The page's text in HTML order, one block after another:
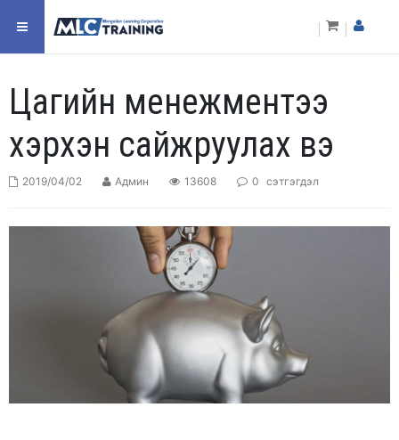
Цагийн менежментээ
хэрхэн сайжруулах вэ
2019/04/02 Админ 13608 0 сэтгэгдэл